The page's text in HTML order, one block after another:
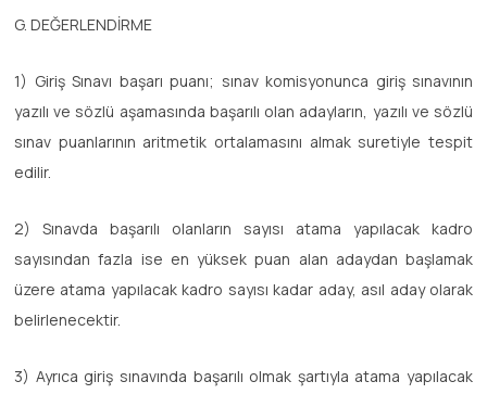
G. DEĞERLENDİRME
1) Giriş Sınavı başarı puanı; sınav komisyonunca giriş sınavının
yazılı ve sözlü aşamasında başarılı olan adayların, yazılı ve sözlü
sınav puanlarının aritmetik ortalamasını almak suretiyle tespit
edilir.
2) Sınavda başarılı olanların sayısı atama yapılacak kadro
sayısından fazla ise en yüksek puan alan adaydan başlamak
üzere atama yapılacak kadro sayısı kadar aday, asıl aday olarak
belirlenecektir.
3) Ayrıca giriş sınavında başarılı olmak şartıyla atama yapılacak